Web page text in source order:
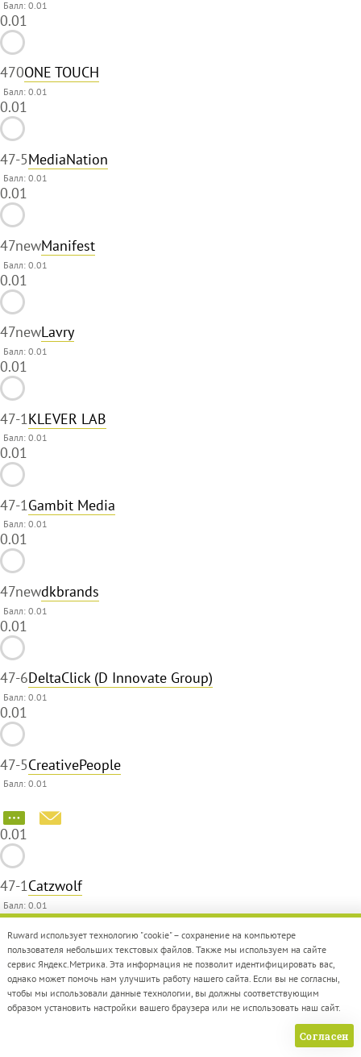
Балл: 0.01
0.01
470ONE TOUCH
Балл: 0.01
0.01
47-5MediaNation
Балл: 0.01
0.01
47newManifest
Балл: 0.01
0.01
47newLavry
Балл: 0.01
0.01
47-1 KLEVER LAB
Балл: 0.01
0.01
47-1Gambit Media
Балл: 0.01
0.01
47newdkbrands
Балл: 0.01
0.01
47-6DeltaClick (D Innovate Group)
Балл: 0.01
0.01
47-5CreativePeople
Балл: 0.01
0.01
47-1Catzwolf
Балл: 0.01
0.01
47newArrowMedia
Балл: 0.01
0.01
Ruward использует технологию "cookie" – сохранение на компьютере
пользователя небольших текстовых файлов. Также мы используем на сайте
сервис Яндекс.Метрика. Эта информация не позволит идентифицировать вас,
однако может помочь нам улучшить работу нашего сайта. Если вы не согласны,
чтобы мы использовали данные технологии, вы должны соответствующим
образом установить настройки вашего браузера или не использовать наш сайт.
Согласен